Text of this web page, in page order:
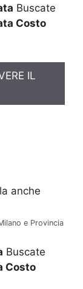
Buscate
Costo
IL
e Provincia
Buscate
Costo